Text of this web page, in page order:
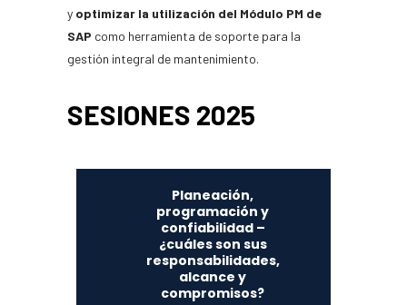
y optimizar la utilización del Módulo PM de
SAP como herramienta de soporte para la
gestión integral de mantenimiento.
SESIONES 2025
Planeación,
programación y
confiabilidad –
¿cuáles son sus
responsabilidades,
alcance y
compromisos?